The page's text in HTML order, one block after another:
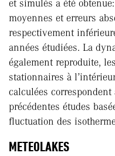
et simulés a été
moyennes et erreurs
respectivement
années étudiées. La
également reproduite,
stationnaires à
calculées
précédentes études
fluctuation des
METEOLAKES